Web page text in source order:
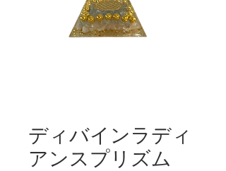
ディバインラディ
アンスプリズム